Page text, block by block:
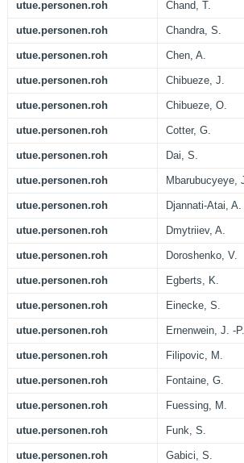
utue.personen.roh Chand, T.
utue.personen.roh Chandra, S.
utue.personen.roh Chen, A.
utue.personen.roh Chibueze, J.
utue.personen.roh Chibueze, O.
utue.personen.roh Cotter, G.
utue.personen.roh Dai, S.
utue.personen.roh Mbarubucyeye,
utue.personen.roh Djannati-Atai, A.
utue.personen.roh Dmytriiev, A.
utue.personen.roh Doroshenko, V.
utue.personen.roh Egberts, K.
utue.personen.roh Einecke, S.
utue.personen.roh Ernenwein, J. -P.
utue.personen.roh Filipovic, M.
utue.personen.roh Fontaine, G.
utue.personen.roh Fuessing, M.
utue.personen.roh Funk, S.
utue.personen.roh Gabici, S.